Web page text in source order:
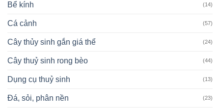
Bể kính (14)
Cá cảnh (57)
Cây thủy sinh gắn giá thể (24)
Cây thuỷ sinh rong bèo (44)
Dụng cụ thuỷ sinh (13)
Đá, sỏi, phân nền (23)